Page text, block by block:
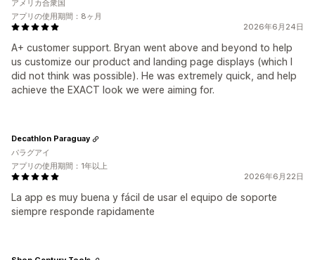
2026年6月24日
A+ customer support. Bryan went above and beyond to help
us customize our product and landing page displays (which I
did not think was possible). He was extremely quick, and help
achieve the EXACT look we were aiming for.
アメリカ合衆国
アプリの使用期間：8ヶ月
2026年6月22日
La app es muy buena y fácil de usar el equipo de soporte
siempre responde rapidamente
Decathlon Paraguay
パラグアイ
アプリの使用期間：1年以上